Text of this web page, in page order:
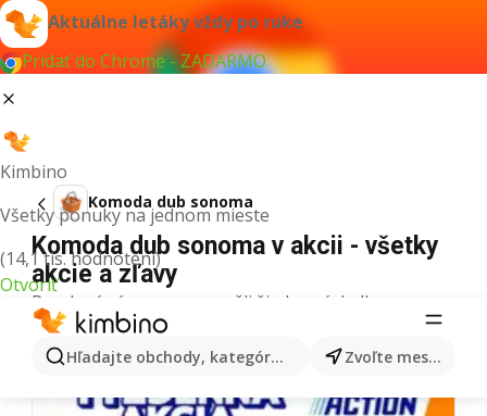
Aktuálne letáky vždy po ruke
Pridať do Chrome - ZADARMO
Kimbino
Všetky ponuky na jednom mieste
(14,1 tis. hodnotení)
Otvoriť
Hľadajte obchody, kategórie, produkty... Zvoľte mesto
Komoda dub sonoma
Komoda dub sonoma v akcii - všetky
akcie a zľavy
Pre daný výraz sme nenašli žiadne výsledky.
Ďalšie letáky z kategórie